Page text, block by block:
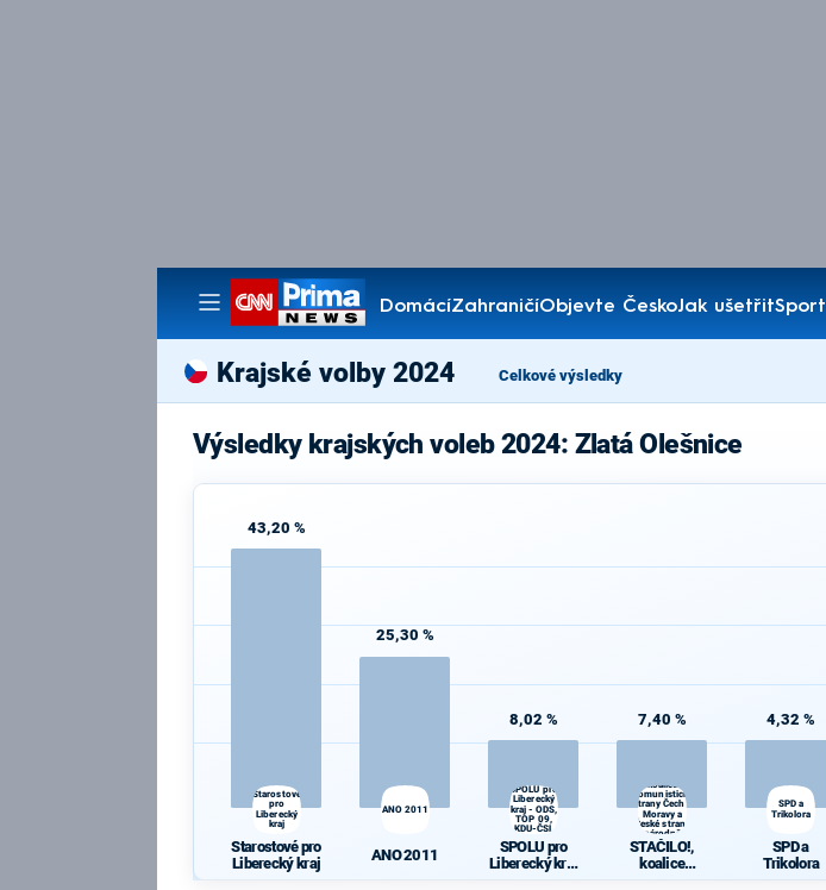
DomácíZahraničíObjevte ČeskoJak ušetřitSport
Pořady
Krajské volby 2024 Celkové výsledky
Výsledky krajských voleb 2024: Zlatá Olešnice
43,20 %
Starostové
pro
Liberecký
kraj
Starostové pro
Liberecký kraj
25,30 %
ANO 2011
ANO 2011
8,02 %
SPOLU pro
Liberecký
kraj - ODS,
TOP 09,
KDU-ČSL
SPOLU pro
Liberecký kraj
7,40 %
koalice
Komunistické
strany Čech a
Moravy a
České strany
národně
sociální
STAČILO!,
koalice
4,32 %
SPD a
Trikolora
SPD a
Trikolora